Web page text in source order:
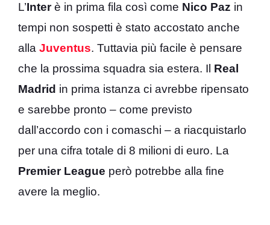
L’Interè in prima fila così come Nico Paz in
tempi non sospetti è stato accostato anche
alla Juventus. Tuttavia più facile è pensare
che la prossima squadra sia estera. Il Real
Madrid in prima istanza ci avrebbe ripensato
e sarebbe pronto – come previsto
dall’accordo con i comaschi – a riacquistarlo
per una cifra totale di 8 milioni di euro. La
Premier League però potrebbe alla fine
avere la meglio.